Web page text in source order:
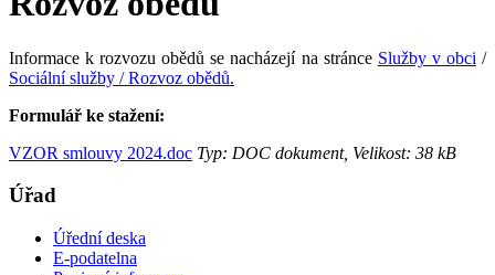
Informace k rozvozu obědů se nacházejí na stránce Služby v obci /
Sociální služby / Rozvoz obědů.
Formulář ke stažení:
VZOR smlouvy 2024.doc Typ: DOC dokument, Velikost: 38 kB
Úřad
Úřední deska
E-podatelna